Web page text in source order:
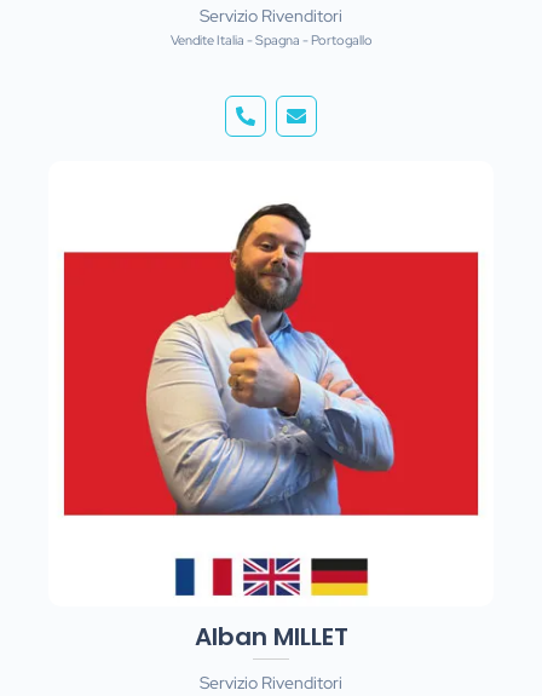
Servizio Rivenditori
Vendite Italia - Spagna - Portogallo
Alban MILLET
Servizio Rivenditori